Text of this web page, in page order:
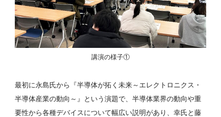
講演の様子①
最初に永島氏から『半導体が拓く未来～エレクトロニクス・
半導体産業の動向～』という演題で、半導体業界の動向や重
要性から各種デバイスについて幅広い説明があり、幸氏と藤